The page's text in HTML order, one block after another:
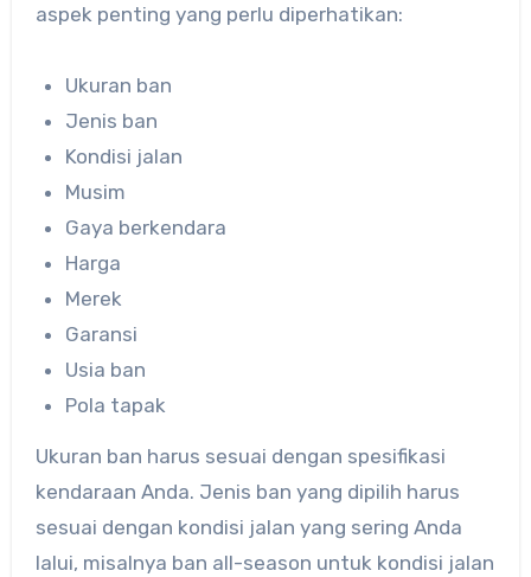
aspek penting yang perlu diperhatikan:
Ukuran ban
Jenis ban
Kondisi jalan
Musim
Gaya berkendara
Harga
Merek
Garansi
Usia ban
Pola tapak
Ukuran ban harus sesuai dengan spesifikasi
kendaraan Anda. Jenis ban yang dipilih harus
sesuai dengan kondisi jalan yang sering Anda
lalui, misalnya ban all-season untuk kondisi jalan